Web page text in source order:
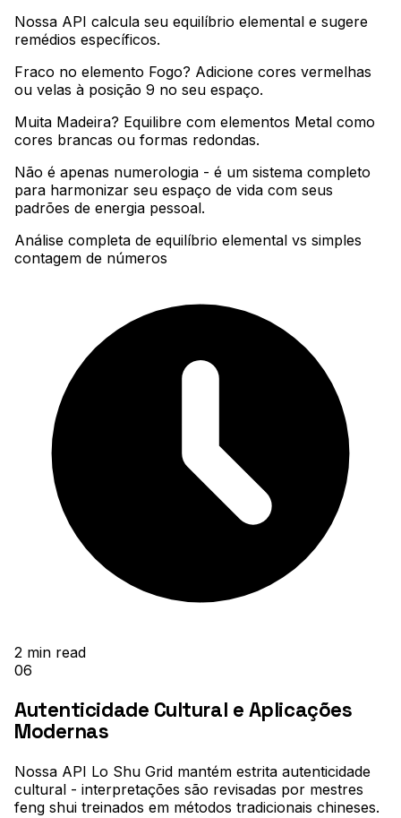
Nossa API calcula seu equilíbrio elemental e sugere
remédios específicos.
Fraco no elemento Fogo? Adicione cores vermelhas
ou velas à posição 9 no seu espaço.
Muita Madeira? Equilibre com elementos Metal como
cores brancas ou formas redondas.
Não é apenas numerologia - é um sistema completo
para harmonizar seu espaço de vida com seus
padrões de energia pessoal.
Análise completa de equilíbrio elemental vs simples
contagem de números
2 min read
06
Autenticidade Cultural e Aplicações
Modernas
Nossa API Lo Shu Grid mantém estrita autenticidade
cultural - interpretações são revisadas por mestres
feng shui treinados em métodos tradicionais chineses.